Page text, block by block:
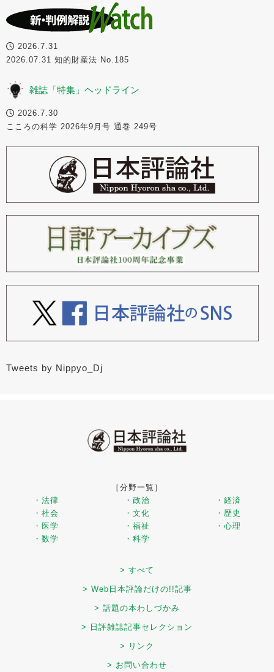
2026.7.31
2026.07.31 知的財産法 No.185
雑誌「特集」ヘッドライン
2026.7.30
こころの科学 2026年9月号 通巻 249号
Tweets by Nippyo_Dj
［分野一覧］
・法律
・政治
・経済
・社会
・文化
・歴史
・医学
・福祉
・心理
・数学
・科学
> すべて
> Web日本評論だけの!!記事
> 話題の本わしづかみ
> 日評雑誌記事セレクション
> リンク
> お問い合わせ